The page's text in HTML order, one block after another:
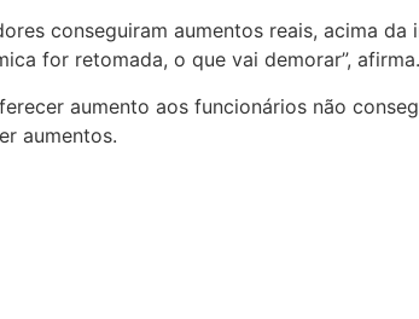
conseguiram aumentos reais, acima
for retomada, o que vai demorar”, afirma.
aumento aos funcionários não
aumentos.